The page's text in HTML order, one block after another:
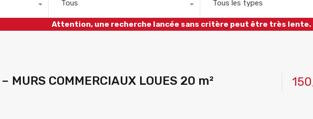
Tous Tous les types
Attention, une recherche lancée sans critère peut être très lente.
MURS COMMERCIAUX LOUES 20 m²